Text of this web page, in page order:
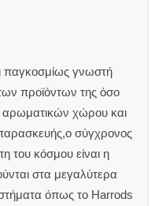
παγκοσμίως γνωστή
προϊόντων της όσο
αρωματικών χώρου και
σύγχρονος
του κόσμου είναι η
στα μεγαλύτερα
όπως το Harrods